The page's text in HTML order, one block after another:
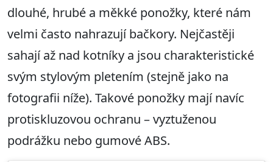
dlouhé, hrubé a měkké ponožky, které nám
velmi často nahrazují bačkory. Nejčastěji
sahají až nad kotníky a jsou charakteristické
svým stylovým pletením (stejně jako na
fotografii níže). Takové ponožky mají navíc
protiskluzovou ochranu – vyztuženou
podrážku nebo gumové ABS.